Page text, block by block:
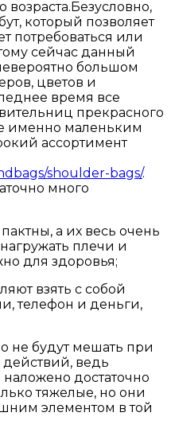
Безусловно,
который позволяет
потребоваться или
сейчас данный
большом
цветов и
время все
прекрасного
именно маленьким
ассортимент
shoulder-bags/.
много
а их весь очень
плечи и
для здоровья;
взять с собой
телефон и деньги,
не будут мешать при
ведь
достаточно
тяжелые, но они
элементом в той